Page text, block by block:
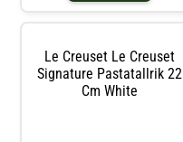
Le Creuset Le Creuset
Signature Pastatallrik 22
Cm White